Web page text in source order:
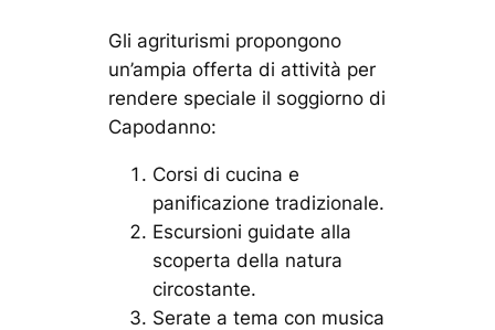
Gli agriturismi propongono
un’ampia offerta di attività per
rendere speciale il soggiorno di
Capodanno:
Corsi di cucina e
panificazione tradizionale.
Escursioni guidate alla
scoperta della natura
circostante.
Serate a tema con musica